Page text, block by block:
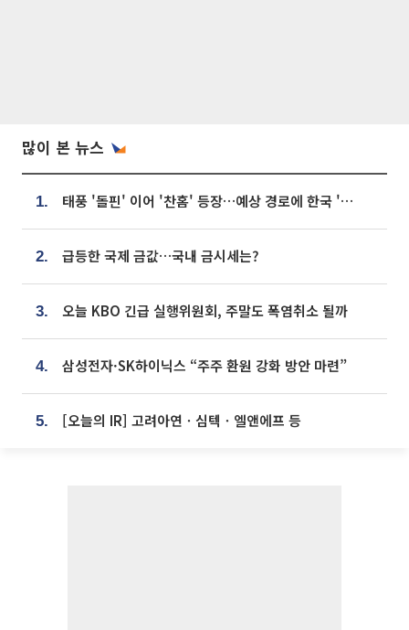
많이 본 뉴스
1. 태풍 '돌핀' 이어 '찬홈' 등장…예상 경로에 한국 '한숨'
2. 급등한 국제 금값…국내 금시세는?
3. 오늘 KBO 긴급 실행위원회, 주말도 폭염취소 될까
4. 삼성전자·SK하이닉스 “주주 환원 강화 방안 마련”
5. [오늘의 IR] 고려아연ㆍ심텍ㆍ엘앤에프 등